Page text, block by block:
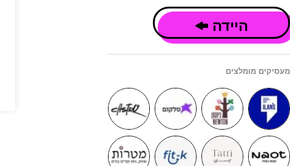
היידה
מעסיקים מומלצים